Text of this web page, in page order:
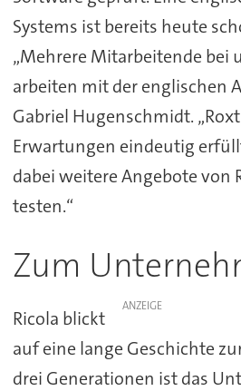
Systems ist bereits heute
„Mehrere Mitarbeitende bei
arbeiten mit der englischen
Gabriel Hugenschmidt.
Erwartungen eindeutig
dabei weitere Angebote von
testen.“
Zum
ANZEIGE
Ricola blickt
auf eine lange Geschichte
drei Generationen ist das